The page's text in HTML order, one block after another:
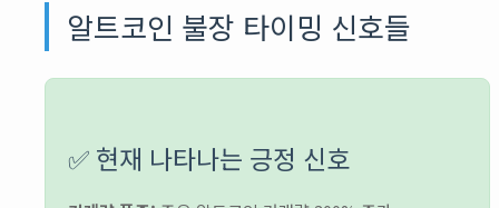
알트코인 불장 타이밍 신호들
✅ 현재 나타나는 긍정 신호